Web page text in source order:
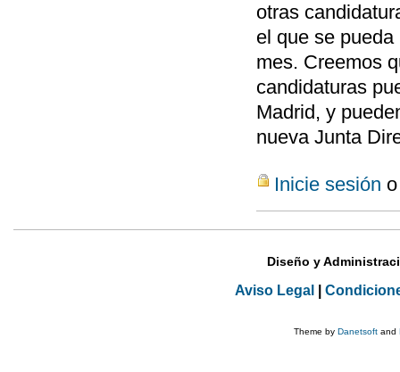
otras
el que se
mes. Creemos
candidaturas
Madrid, y
nueva Junta
Inicie sesión
Diseño y
Aviso Legal
Theme by Danetsoft and